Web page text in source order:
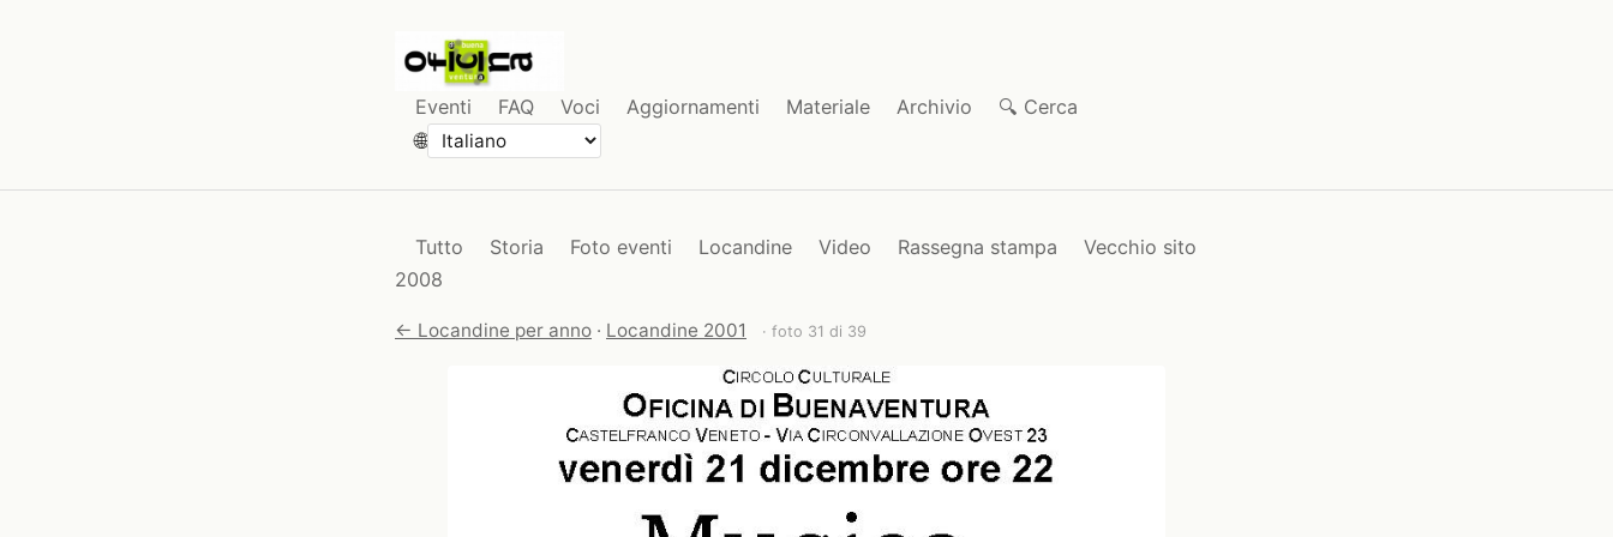
Eventi FAQ Voci Aggiornamenti Materiale Archivio
🔍 Cerca
🌐
Tutto Storia Foto eventi Locandine Video Rassegna stampa
Vecchio sito
2008
← Locandine per anno · Locandine 2001 · foto 31 di 39